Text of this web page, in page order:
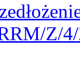
Z/